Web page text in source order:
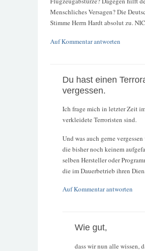
Menschliches Versagen? Die
Stimme Herrn Hardt absolut zu.
Auf Kommentar antworten
Du hast einen
vergessen.
Ich frage mich in letzter Zeit
verkleidete Terroristen sind.
Und was auch gerne
die bisher noch keinem
selben Hersteller oder
die im Dauerbetrieb ihren
Auf Kommentar antworten
Wie gut,
dass wir nun alle wissen,